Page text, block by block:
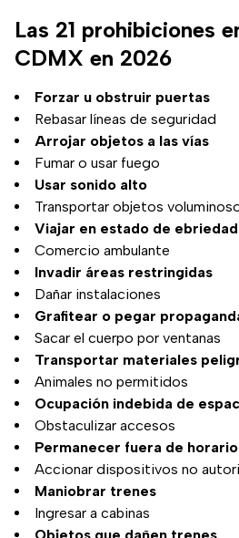
Las 21 prohibiciones
CDMX en 2026
Forzar u obstruir puertas
Rebasar líneas de seguridad
Arrojar objetos a las vías
Fumar o usar fuego
Usar sonido alto
Transportar objetos
Viajar en estado de ebriedad
Comercio ambulante
Invadir áreas restringidas
Dañar instalaciones
Grafitear o pegar
Sacar el cuerpo por ventanas
Transportar materiales
Animales no permitidos
Ocupación indebida de
Obstaculizar accesos
Permanecer fuera de horario
Accionar dispositivos no
Maniobrar trenes
Ingresar a cabinas